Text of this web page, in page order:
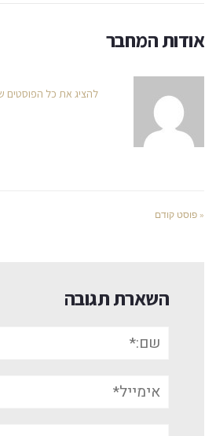
אודות המחבר
להציג את כל הפוסטים
« פוסט קודם
השארת תגובה
אימייל*